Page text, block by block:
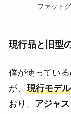
ファット
現行品と旧型
僕が使ってい
が、 現行モデ
おり、 アジャ